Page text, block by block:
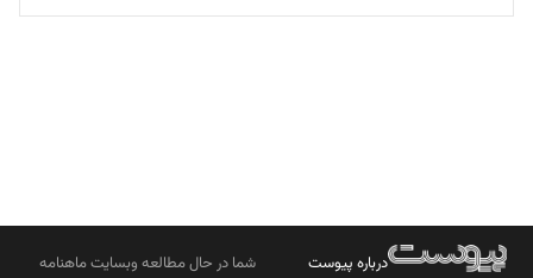
تحریریه
درباره پیوست
شما در حال مطالعه وبسایت ماهنامه